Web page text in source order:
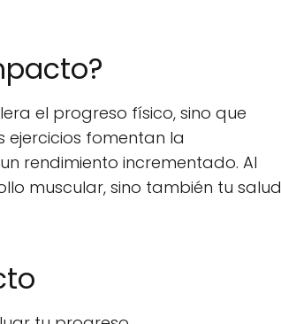
el progreso físico, sino que
ejercicios fomentan la
rendimiento incrementado. Al
muscular, sino también tu salud